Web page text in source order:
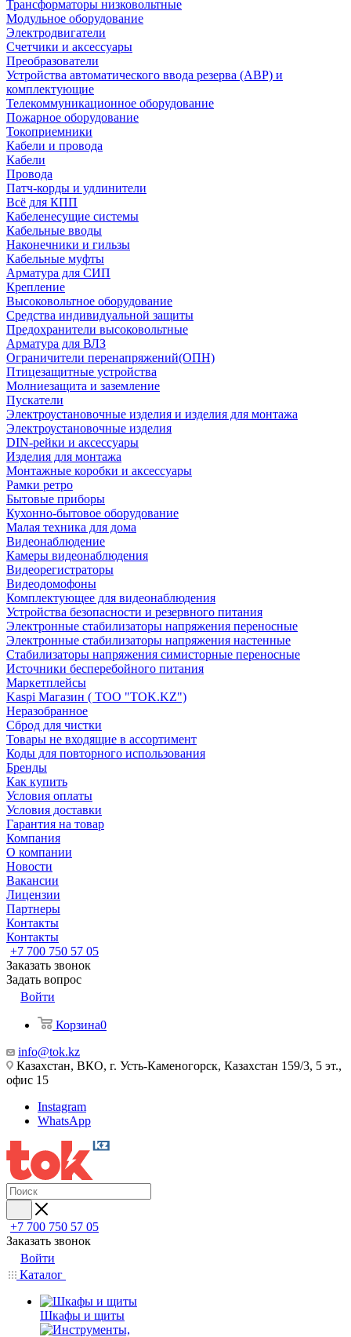
Трансформаторы низковольтные
Модульное оборудование
Электродвигатели
Счетчики и аксессуары
Преобразователи
Устройства автоматического ввода резерва (АВР) и
комплектующие
Телекоммуникационное оборудование
Пожарное оборудование
Токоприемники
Кабели и провода
Кабели
Провода
Патч-корды и удлинители
Всё для КПП
Кабеленесущие системы
Кабельные вводы
Наконечники и гильзы
Кабельные муфты
Арматура для СИП
Крепление
Высоковольтное оборудование
Средства индивидуальной защиты
Предохранители высоковольтные
Арматура для ВЛЗ
Ограничители перенапряжений(ОПН)
Птицезащитные устройства
Молниезащита и заземление
Пускатели
Электроустановочные изделия и изделия для монтажа
Электроустановочные изделия
DIN-рейки и аксессуары
Изделия для монтажа
Монтажные коробки и аксессуары
Рамки ретро
Бытовые приборы
Кухонно-бытовое оборудование
Малая техника для дома
Видеонаблюдение
Камеры видеонаблюдения
Видеорегистраторы
Видеодомофоны
Комплектующее для видеонаблюдения
Устройства безопасности и резервного питания
Электронные стабилизаторы напряжения переносные
Электронные стабилизаторы напряжения настенные
Стабилизаторы напряжения симисторные переносные
Источники бесперебойного питания
Маркетплейсы
Kaspi Магазин ( ТОО "TOK.KZ")
Неразобранное
Сброд для чистки
Товары не входящие в ассортимент
Коды для повторного использования
Бренды
Как купить
Условия оплаты
Условия доставки
Гарантия на товар
Компания
О компании
Новости
Вакансии
Лицензии
Партнеры
Контакты
Контакты
+7 700 750 57 05
Заказать звонок
Задать вопрос
Войти
Корзина0
info@tok.kz
Казахстан, ВКО, г. Усть-Каменогорск, Казахстан 159/3, 5 эт.,
офис 15
Instagram
WhatsApp
+7 700 750 57 05
Заказать звонок
Войти
Каталог
Шкафы и щиты